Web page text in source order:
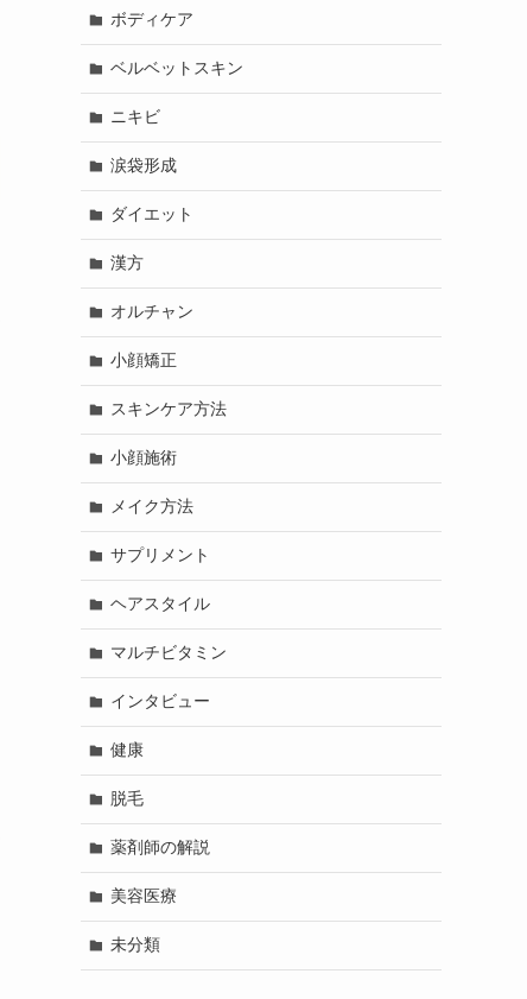
ボディケア
ベルベットスキン
ニキビ
涙袋形成
ダイエット
漢方
オルチャン
小顔矯正
スキンケア方法
小顔施術
メイク方法
サプリメント
ヘアスタイル
マルチビタミン
インタビュー
健康
脱毛
薬剤師の解説
美容医療
未分類